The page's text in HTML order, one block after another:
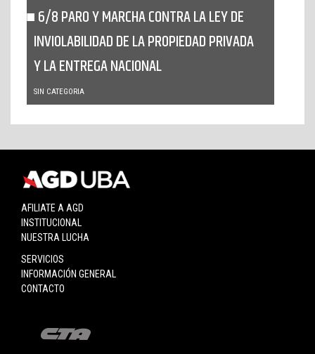
6/8 PARO Y MARCHA CONTRA LA LEY DE
INVIOLABILIDAD DE LA PROPIEDAD PRIVADA
Y LA ENTREGA NACIONAL
SIN CATEGORIA
AFILIATE A AGD
INSTITUCIONAL
NUESTRA LUCHA
SERVICIOS
INFORMACIÓN GENERAL
CONTACTO